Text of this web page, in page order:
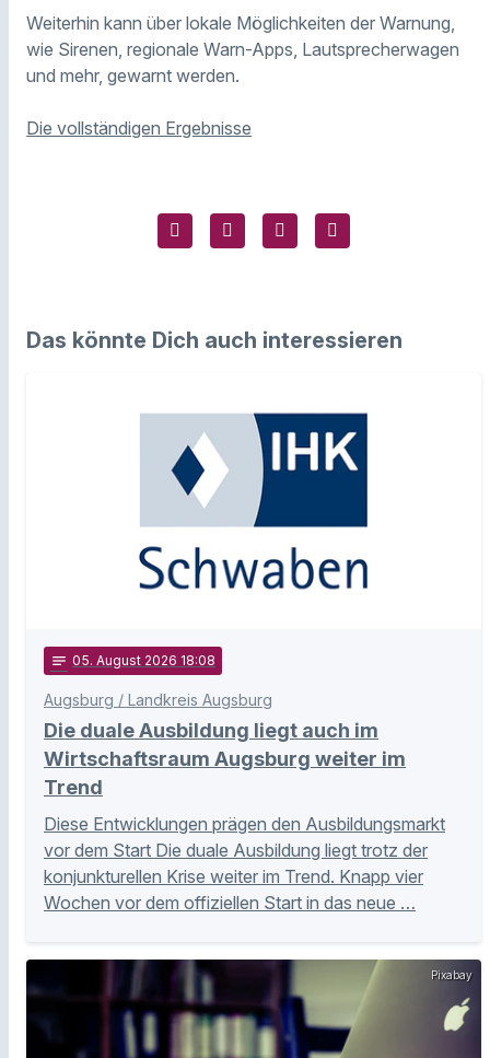
Weiterhin kann über lokale Möglichkeiten der Warnung,
wie Sirenen, regionale Warn-Apps, Lautsprecherwagen
und mehr, gewarnt werden.
Die vollständigen Ergebnisse
Das könnte Dich auch interessieren
notes 05. August 2026 18:08
Augsburg / Landkreis Augsburg
Die duale Ausbildung liegt auch im
Wirtschaftsraum Augsburg weiter im
Trend
Diese Entwicklungen prägen den Ausbildungsmarkt
vor dem Start Die duale Ausbildung liegt trotz der
konjunkturellen Krise weiter im Trend. Knapp vier
Wochen vor dem offiziellen Start in das neue …
Pixabay